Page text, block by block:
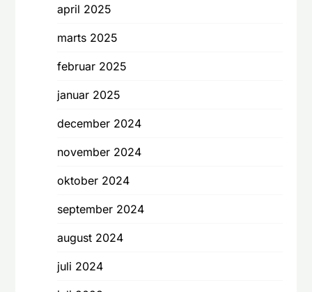
april 2025
marts 2025
februar 2025
januar 2025
december 2024
november 2024
oktober 2024
september 2024
august 2024
juli 2024